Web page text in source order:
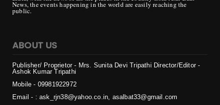
ABOUT US
Ashok Kumar Tripathi
Email - : ask_rjn38@yahoo.co.in, asalbat33@gmail.com
Office - : block 7, F1 c, Room No. 301, Sector 27, Housing Board
Colony, Naya Raipur, Chhattisgarh 492009